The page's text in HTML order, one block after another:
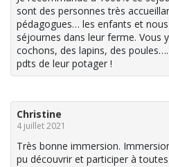
sont des personnes très
pédagogues… les enfants et
séjournes dans leur ferme. Vous
cochons, des lapins, des
pdts de leur potager !
Christine
4 juillet 2021
Très bonne immersion.
pu découvrir et participer à